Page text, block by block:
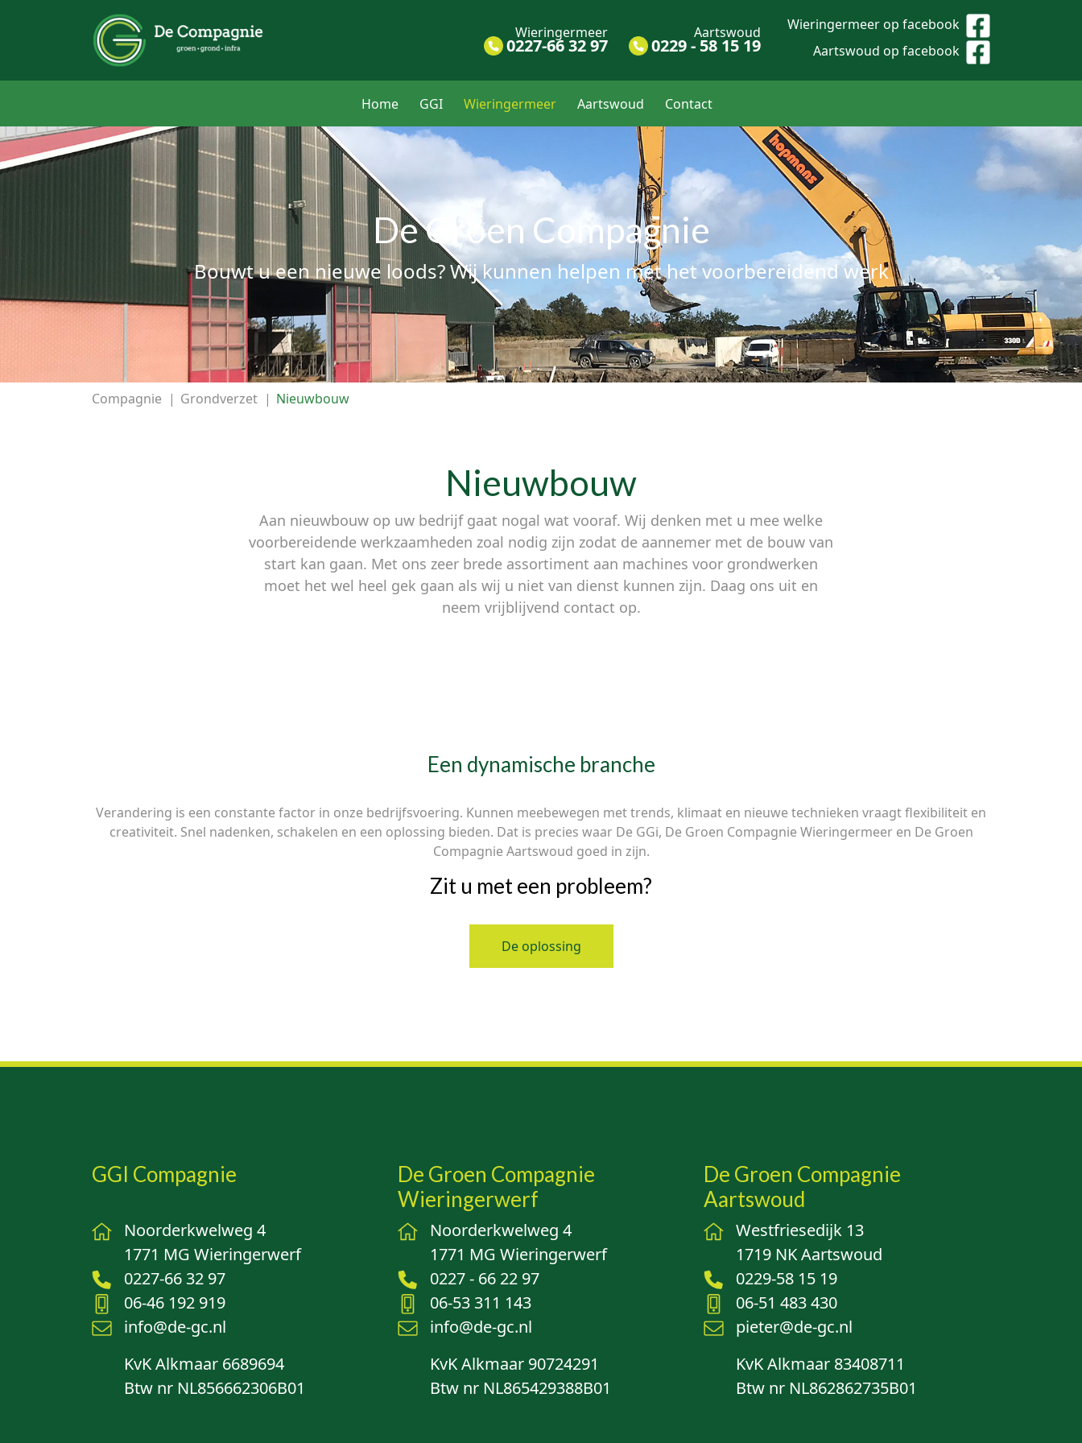
Wieringermeer
0227-66 32 97
Aartswoud
0229 - 58 15 19
Wieringermeer op facebook
Aartswoud op facebook
Home GGI Wieringermeer Aartswoud Contact
De Groen Compagnie
Bouwt u een nieuwe loods? Wij kunnen helpen met het voorbereidend werk
Compagnie | Grondverzet | Nieuwbouw
Nieuwbouw
Aan nieuwbouw op uw bedrijf gaat nogal wat vooraf. Wij denken met u mee welke
voorbereidende werkzaamheden zoal nodig zijn zodat de aannemer met de bouw van
start kan gaan. Met ons zeer brede assortiment aan machines voor grondwerken
moet het wel heel gek gaan als wij u niet van dienst kunnen zijn. Daag ons uit en
neem vrijblijvend contact op.
Een dynamische branche
Verandering is een constante factor in onze bedrijfsvoering. Kunnen meebewegen met trends, klimaat en nieuwe technieken vraagt flexibiliteit en
creativiteit. Snel nadenken, schakelen en een oplossing bieden. Dat is precies waar De GGi, De Groen Compagnie Wieringermeer en De Groen
Compagnie Aartswoud goed in zijn.
Zit u met een probleem?
De oplossing
GGI Compagnie
Noorderkwelweg 4
1771 MG Wieringerwerf
0227-66 32 97
06-46 192 919
info@de-gc.nl
KvK Alkmaar 6689694
Btw nr NL856662306B01
De Groen Compagnie
Wieringerwerf
Noorderkwelweg 4
1771 MG Wieringerwerf
0227 - 66 22 97
06-53 311 143
info@de-gc.nl
KvK Alkmaar 90724291
Btw nr NL865429388B01
De Groen Compagnie
Aartswoud
Westfriesedijk 13
1719 NK Aartswoud
0229-58 15 19
06-51 483 430
pieter@de-gc.nl
KvK Alkmaar 83408711
Btw nr NL862862735B01